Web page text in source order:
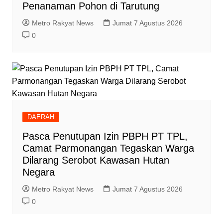
Penanaman Pohon di Tarutung
Metro Rakyat News
Jumat 7 Agustus 2026
0
DAERAH
Pasca Penutupan Izin PBPH PT TPL,
Camat Parmonangan Tegaskan Warga
Dilarang Serobot Kawasan Hutan
Negara
Metro Rakyat News
Jumat 7 Agustus 2026
0